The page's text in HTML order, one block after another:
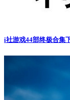
i社游戏44部终极合集